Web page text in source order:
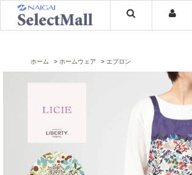
ホーム ホームウェア エプロン